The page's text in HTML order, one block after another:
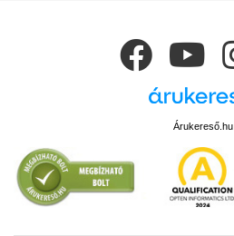
Árukereső.hu